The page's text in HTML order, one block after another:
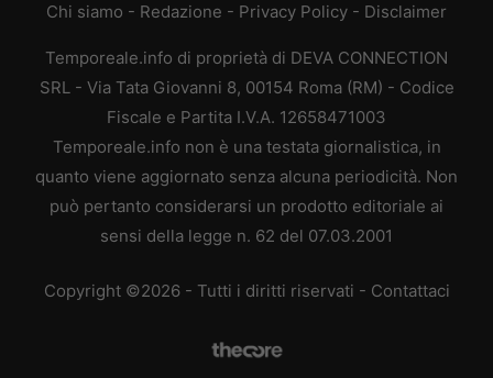
Chi siamo - Redazione - Privacy Policy - Disclaimer
Temporeale.info di proprietà di DEVA CONNECTION
SRL - Via Tata Giovanni 8, 00154 Roma (RM) - Codice
Fiscale e Partita I.V.A. 12658471003
Temporeale.info non è una testata giornalistica, in
quanto viene aggiornato senza alcuna periodicità. Non
può pertanto considerarsi un prodotto editoriale ai
sensi della legge n. 62 del 07.03.2001
Copyright ©2026 - Tutti i diritti riservati - Contattaci